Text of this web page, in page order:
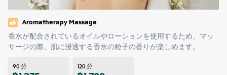
Aromatherapy Massage
香水が配合されているオイルやローションを使用するため、マッ
サージの際、肌に浸透する香水の粒子の香りが楽しめます。
90分 120分